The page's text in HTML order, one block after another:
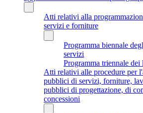
Atti relativi alla
servizi e forniture
Programma biennale
servizi
Programma triennale
Atti relativi alle procedure per
pubblici di servizi, forniture,
pubblici di progettazione, di
concessioni